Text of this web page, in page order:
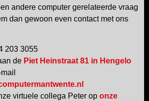
andere computer gerelateerde vraag
dan gewoon even contact met ons
203 3055
de Piet Heinstraat 81 in Hengelo
virtuele collega Peter op onze